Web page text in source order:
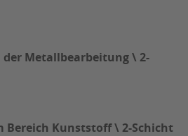
Metallbearbeitung \ 2-
Kunststoff \ 2-Schicht